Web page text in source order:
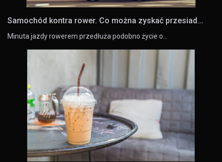
Samochód kontra rower. Co można zyskać przesiad...
Minuta jazdy rowerem przedłuża podobno życie o…